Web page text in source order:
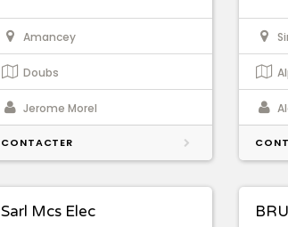
Amancey
Doubs
Jerome Morel
CONTACTER
Sarl Mcs Elec